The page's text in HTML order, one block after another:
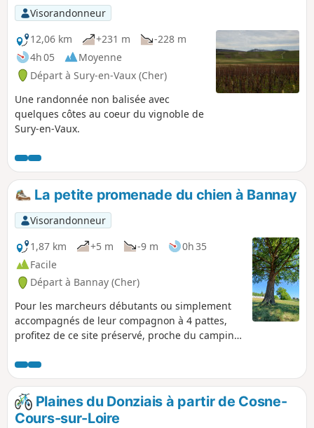
Visorandonneur
12,06 km
+231 m
-228 m
4h 05
Moyenne
Départ à Sury-en-Vaux (Cher)
Une randonnée non balisée avec
quelques côtes au coeur du vignoble de
Sury-en-Vaux.
La petite promenade du chien à Bannay
Visorandonneur
1,87 km
+5 m -9 m
0h 35
Facile
Départ à Bannay (Cher)
Pour les marcheurs débutants ou simplement
accompagnés de leur compagnon à 4 pattes,
profitez de ce site préservé, proche du camping
vélo) le sentier de la Petite Promenade du
Chien.
Plaines du Donziais à partir de Cosne-
Cours-sur-Loire